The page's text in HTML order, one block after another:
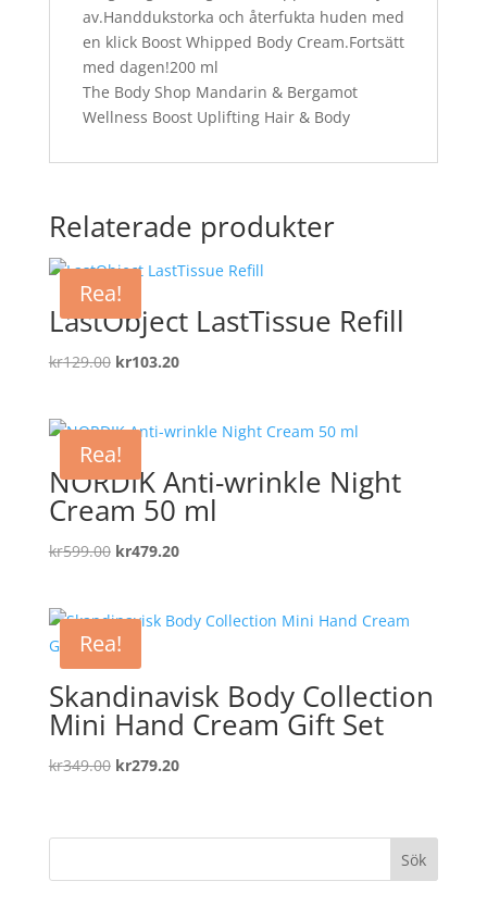
av.Handdukstorka och återfukta huden med
en klick Boost Whipped Body Cream.Fortsätt
med dagen!200 ml
The Body Shop Mandarin & Bergamot
Wellness Boost Uplifting Hair & Body
Relaterade produkter
Rea!
LastObject LastTissue Refill
kr129.00 Det
var:
kr129.00.
kr103.20Det
är:
Rea!
NORDIK Anti-wrinkle Night
Cream 50 ml
kr599.00 Det
var:
kr599.00.
kr479.20Det
är:
Rea!
Skandinavisk Body Collection
Mini Hand Cream Gift Set
kr349.00 Det
var:
kr279.20Det
är: